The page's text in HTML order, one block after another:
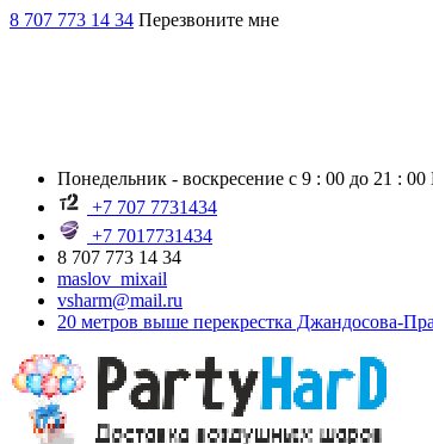
8 707 773 14 34 Перезвоните мне
Понедельник - воскресение с 9 : 00 до 21 :
+7 707 7731434
+7 7017731434
8 707 773 14 34
maslov_mixail
vsharm@mail.ru
20 метров выше перекрестка Джандосова-